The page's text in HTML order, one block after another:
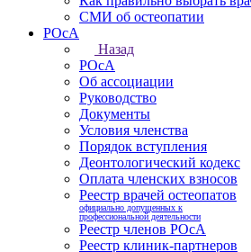
СМИ об остеопатии
РОсА
Назад
РОсА
Об ассоциации
Руководство
Документы
Условия членства
Порядок вступления
Деонтологический кодекс
Оплата членских взносов
Реестр врачей остеопатов
официально допущенных к
профессиональной деятельности
Реестр членов РОсА
Реестр клиник-партнеров